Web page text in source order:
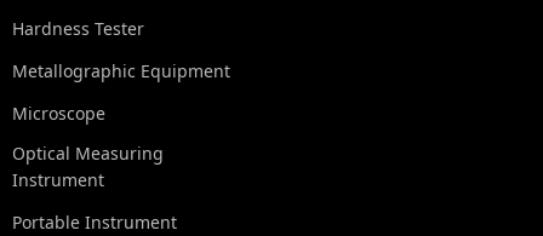
Hardness Tester
Metallographic Equipment
Microscope
Optical Measuring
Instrument
Portable Instrument